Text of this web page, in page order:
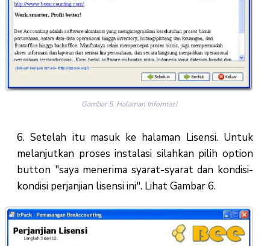
Gambar 5. Halaman Informasi
6. Setelah itu masuk ke halaman Lisensi. Untuk
melanjutkan proses instalasi silahkan pilih option
button "saya menerima syarat-syarat dan kondisi-
kondisi perjanjian lisensi ini". Lihat Gambar 6.